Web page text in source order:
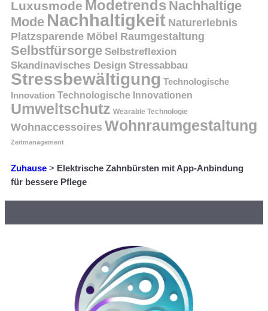
Luxusmode Modetrends Nachhaltige
Mode Nachhaltigkeit Naturerlebnis
Platzsparende Möbel Raumgestaltung
Selbstfürsorge Selbstreflexion
Skandinavisches Design Stressabbau
Stressbewältigung Technologische
Innovation Technologische Innovationen
Umweltschutz Wearable Technologie
Wohnaccessoires Wohnraumgestaltung
Zeitmanagement
Zuhause > Elektrische Zahnbürsten mit App-Anbindung
für bessere Pflege